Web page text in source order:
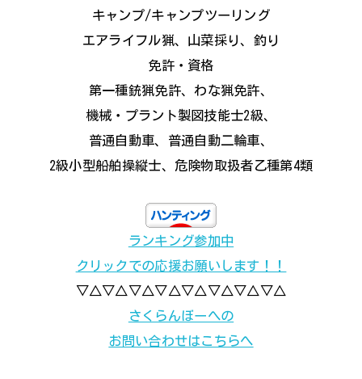
キャンプ/キャンプツーリング
エアライフル猟、山菜採り、釣り
免許・資格
第一種銃猟免許、わな猟免許、
機械・プラント製図技能士2級、
普通自動車、普通自動二輪車、
2級小型船舶操縦士、危険物取扱者乙種第4類
ランキング参加中
クリックでの応援お願いします！！
▽△▽△▽△▽△▽△▽△▽△▽△
さくらんぼーへの
お問い合わせはこちらへ